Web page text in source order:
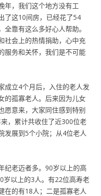
年，我们这个地方没有工
了这10间房，已经花了54
靠有这么多好心人帮助。
社会上的热情捐助，心中充
服务和关怀，我们是不可能
成立4个月后，入住的老人发
的孤寡老人。后来因为儿女
愿意来，大家同住感到特别
，累计共收住了近300位老
发展到5个小院；从4位老人
纪老迈者多。90岁以上的高
岁以上的3人。有22位高寿老
在的有18人；二是孤寡老人